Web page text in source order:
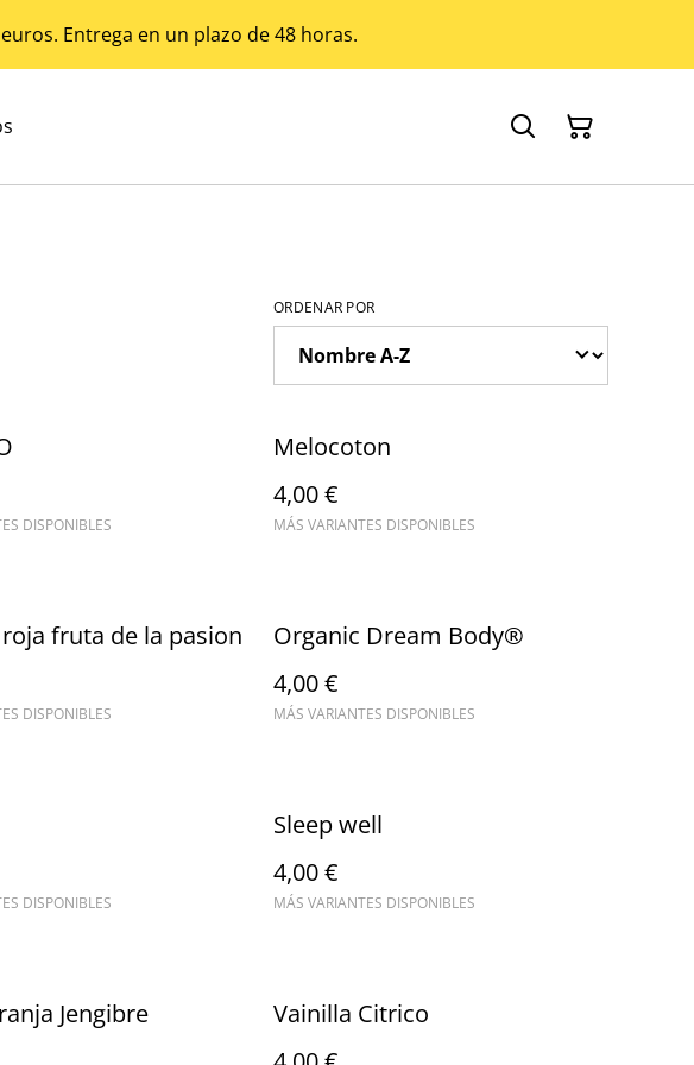
Entrega en un plazo de 48 horas.
ORDENAR POR
DISPONIBLES
Melocoton
4,00 €
MÁS VARIANTES DISPONIBLES
fruta de la pasion
DISPONIBLES
Organic Dream Body®
4,00 €
MÁS VARIANTES DISPONIBLES
DISPONIBLES
Sleep well
4,00 €
MÁS VARIANTES DISPONIBLES
Jengibre
Vainilla Citrico